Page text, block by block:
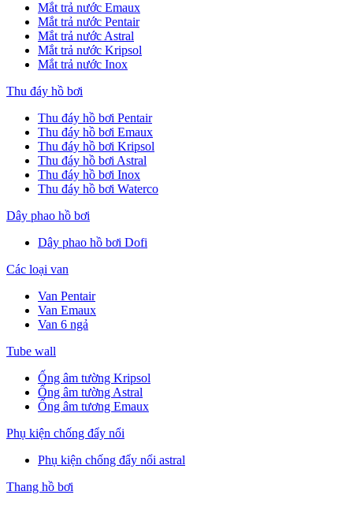
Mắt trả nước Emaux
Mắt trả nước Pentair
Mắt trả nước Astral
Mắt trả nước Kripsol
Mắt trả nước Inox
Thu đáy hồ bơi
Thu đáy hồ bơi Pentair
Thu đáy hồ bơi Emaux
Thu đáy hồ bơi Kripsol
Thu đáy hồ bơi Astral
Thu đáy hồ bơi Inox
Thu đáy hồ bơi Waterco
Dây phao hồ bơi
Dây phao hồ bơi Dofi
Các loại van
Van Pentair
Van Emaux
Van 6 ngả
Tube wall
Ống âm tường Kripsol
Ống âm tường Astral
Ống âm tương Emaux
Phụ kiện chống đẩy nổi
Phụ kiện chống đẩy nổi astral
Thang hồ bơi